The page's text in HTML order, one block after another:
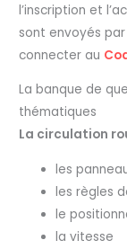
l’inscription et
sont envoyés par
connecter au
La banque de
thématiques
La circulation
les
les règles
le
la vitesse